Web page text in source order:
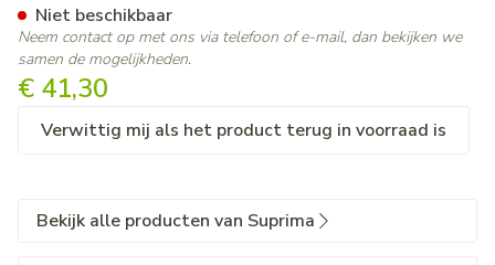
€ 41,30
Verwittig mij als het product terug in voorraad is
Niet beschikbaar
Neem contact op met ons via telefoon of e-mail, dan bekijken we
samen de mogelijkheden.
Bekijk alle producten van Suprima